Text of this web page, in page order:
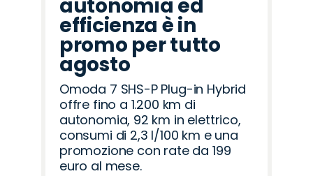
autonomia ed
efficienza è in
promo per tutto
agosto
Omoda 7 SHS-P Plug-in Hybrid
offre fino a 1.200 km di
autonomia, 92 km in elettrico,
consumi di 2,3 l/100 km e una
promozione con rate da 199
euro al mese.